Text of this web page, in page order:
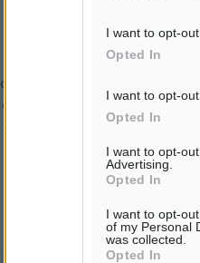
I want to opt-
Opted In
I want to opt-
Opted In
I want to opt-
Advertising.
Opted In
I want to opt-
of my Personal
was collected.
Opted In
εκάστοτε σχολιαστή. Η
δικαίωμα να διαγράψουμε
καμμία προειδοποίηση.